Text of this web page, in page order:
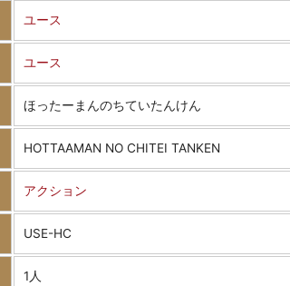
ユース
ユース
ほったーまんのちていたんけん
HOTTAAMAN NO CHITEI TANKEN
アクション
USE-HC
1人